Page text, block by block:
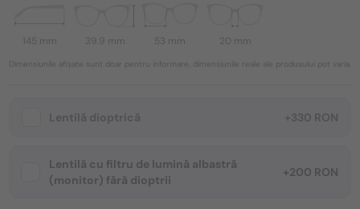
145 mm 39.9 mm 53 mm 20 mm
Dimensiunile afișate sunt doar pentru informare, dimensiunile reale ale produsului pot varia.
Lentilă dioptrică +330 RON
Lentilă cu filtru de lumină albastră
(monitor) fără dioptrii
+200 RON